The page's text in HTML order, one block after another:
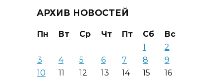
АРХИВ НОВОСТЕЙ
Пн Вт Ср Чт Пт Сб
Вс
1
2
3
4 5 6 7 8
9
10
11 12 13 14 15
16